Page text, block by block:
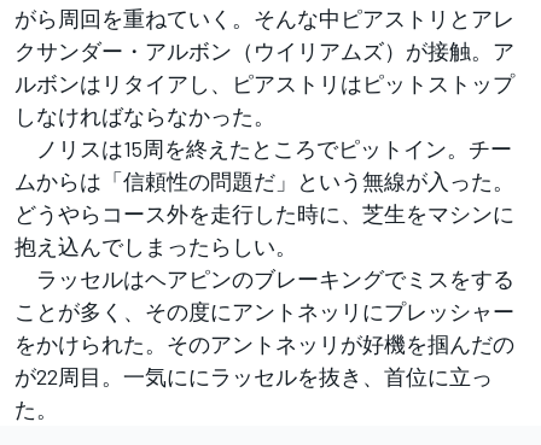
がら周回を重ねていく。そんな中ピアストリとアレ
クサンダー・アルボン（ウイリアムズ）が接触。ア
ルボンはリタイアし、ピアストリはピットストップ
しなければならなかった。
ノリスは15周を終えたところでピットイン。チー
ムからは「信頼性の問題だ」という無線が入った。
どうやらコース外を走行した時に、芝生をマシンに
抱え込んでしまったらしい。
ラッセルはヘアピンのブレーキングでミスをする
ことが多く、その度にアントネッリにプレッシャー
をかけられた。そのアントネッリが好機を掴んだの
が22周目。一気ににラッセルを抜き、首位に立っ
た。